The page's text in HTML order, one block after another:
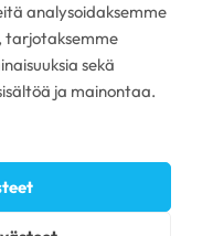
analysoidaksemme
tarjotaksemme
sekä
ja mainontaa.